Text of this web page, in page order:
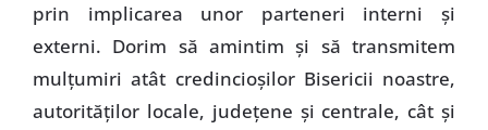
prin implicarea unor parteneri interni şi
externi. Dorim să amintim şi să transmitem
mulţumiri atât credincioşilor Bisericii noastre,
autorităţilor locale, judeţene şi centrale, cât şi